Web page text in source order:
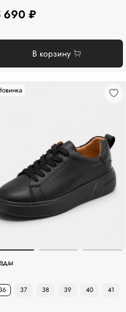
690 ₽
В корзину
37 38 39 40 41